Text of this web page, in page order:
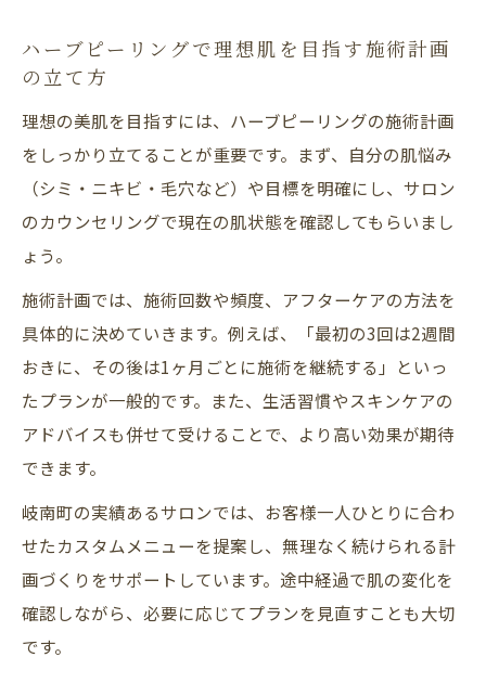
ハーブピーリングで理想肌を目指す施術計画
の立て方
理想の美肌を目指すには、ハーブピーリングの施術計画
をしっかり立てることが重要です。まず、自分の肌悩み
（シミ・ニキビ・毛穴など）や目標を明確にし、サロン
のカウンセリングで現在の肌状態を確認してもらいまし
ょう。
施術計画では、施術回数や頻度、アフターケアの方法を
具体的に決めていきます。例えば、「最初の3回は2週間
おきに、その後は1ヶ月ごとに施術を継続する」といっ
たプランが一般的です。また、生活習慣やスキンケアの
アドバイスも併せて受けることで、より高い効果が期待
できます。
岐南町の実績あるサロンでは、お客様一人ひとりに合わ
せたカスタムメニューを提案し、無理なく続けられる計
画づくりをサポートしています。途中経過で肌の変化を
確認しながら、必要に応じてプランを見直すことも大切
です。